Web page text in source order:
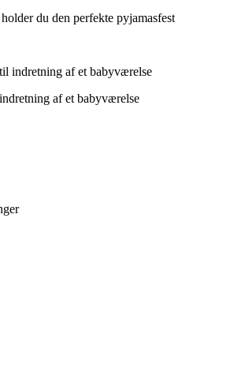
du den perfekte pyjamasfest
af et babyværelse